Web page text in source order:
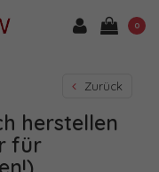
0
Zurück
herstellen
für